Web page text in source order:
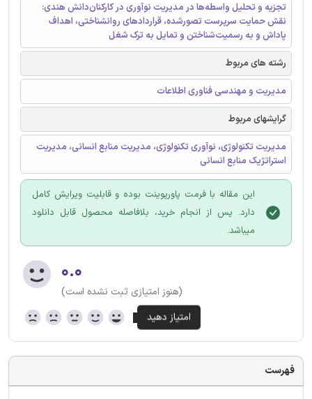
تجزیه و تحلیل واسطه‌ها در مدیریت نوآوری در کارکنان‌دانش هندی:
نقش حمایت سرپرست تصورشده، قراردادهای روانشناختی، اهداف
پاداش و به رسمیت‌شناختن و تمایل به ترک شغل
رشته های مربوط
مدیریت و مهندسی فناوری اطلاعات
گرایشهای مربوط
مدیریت تکنولوژی، نوآوری تکنولوژی، مدیریت منابع انسانی، مدیریت
استراتژیک منابع انسانی
این مقاله با فرمت پاورپوینت بوده و قابلیت ویرایش کامل
دارد. پس از انجام خرید، بلافاصله محصول قابل دانلود
میباشد.
۰.۰
(هنوز امتیازی ثبت نشده است)
فهرست